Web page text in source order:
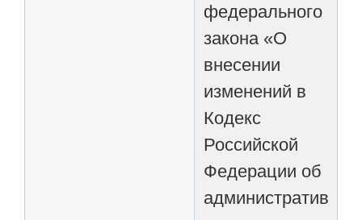
федерального
закона «О
внесении
изменений в
Кодекс
Российской
Федерации об
административных